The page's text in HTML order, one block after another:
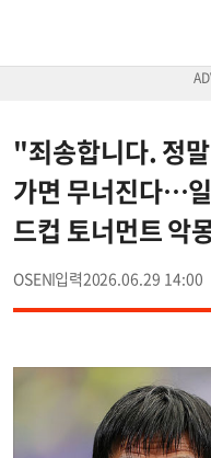
"죄송합니다. 정
가면 무너진다…
드컵 토너먼트 악
OSEN 2026.06.29 14:00